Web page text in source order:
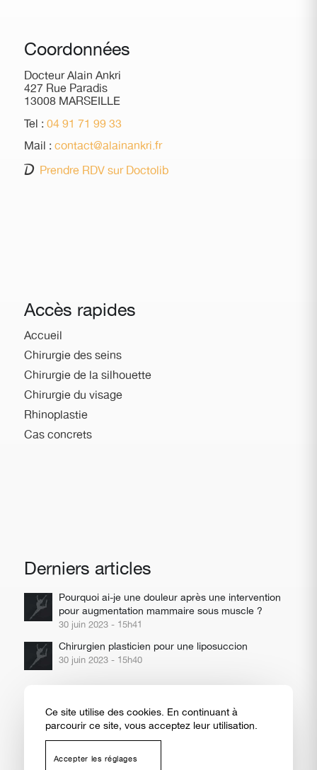
Coordonnées
Docteur Alain Ankri
427 Rue Paradis
13008 MARSEILLE
Tel : 04 91 71 99 33
Mail : contact@alainankri.fr
Prendre RDV sur Doctolib
Accès rapides
Accueil
Chirurgie des seins
Chirurgie de la silhouette
Chirurgie du visage
Rhinoplastie
Cas concrets
Derniers articles
Pourquoi ai-je une douleur après une intervention
pour augmentation mammaire sous muscle ?
30 juin 2023 - 15h41
Chirurgien plasticien pour une liposuccion
30 juin 2023 - 15h40
interventions géographique
Ce site utilise des cookies. En continuant à
parcourir ce site, vous acceptez leur utilisation.
Accepter les réglages